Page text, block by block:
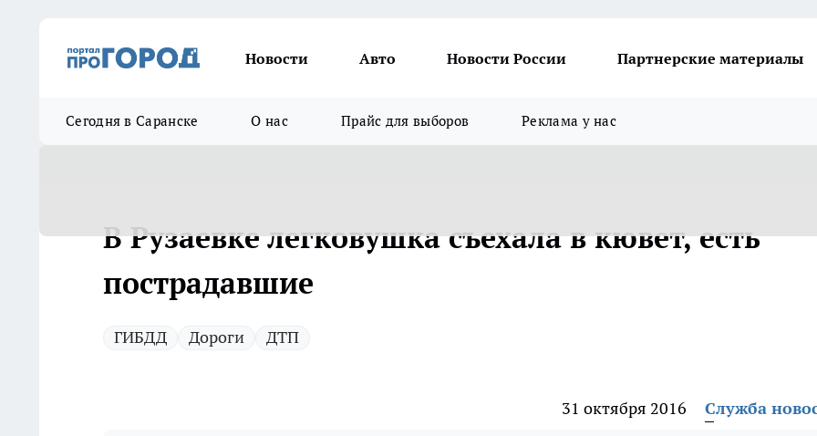
Новости Авто Новости России Партнерские материалы
Сегодня в Саранске О нас Прайс для выборов Реклама у нас
В Рузаевке легковушка съехала в кювет, есть
пострадавшие
ГИБДД Дороги ДТП
31 октября 2016 Служба